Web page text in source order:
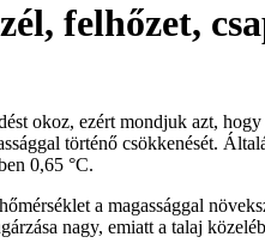
felhőzet,
okoz, ezért mondjuk azt,
történő csökkenését.
0,65 °C.
a magassággal
nagy, emiatt a talaj